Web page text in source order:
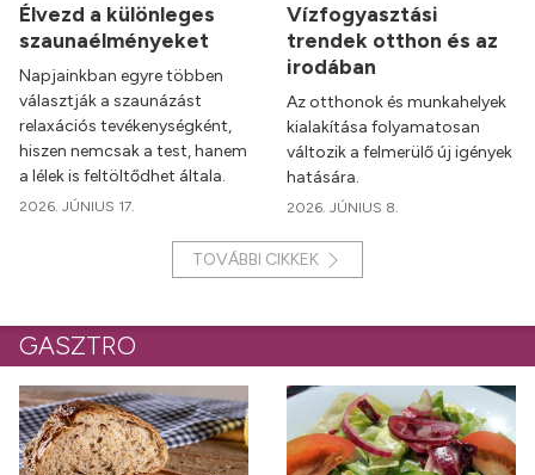
Élvezd a különleges
szaunaélményeket
Napjainkban egyre többen
választják a szaunázást
relaxációs tevékenységként,
hiszen nemcsak a test, hanem
a lélek is feltöltődhet általa.
2026. JÚNIUS 17.
Vízfogyasztási
trendek otthon és az
irodában
Az otthonok és munkahelyek
kialakítása folyamatosan
változik a felmerülő új igények
hatására.
2026. JÚNIUS 8.
TOVÁBBI CIKKEK
GASZTRO